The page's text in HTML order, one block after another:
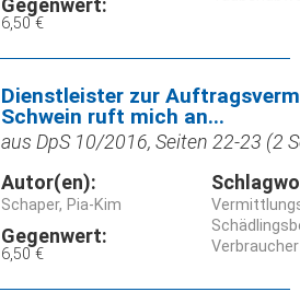
Gegenwert:
6,50 €
Dienstleister zur
Schwein ruft mich an...
aus DpS 10/2016, Seiten 22-23 (2
Autor(en):
Schaper, Pia-Kim
Gegenwert:
6,50 €